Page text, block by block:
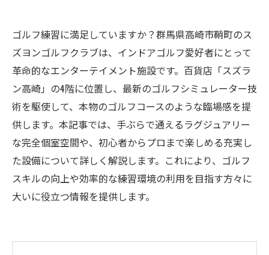
ゴルフ練習に満足していますか？群馬県高崎市鞘町のス
ズヨンゴルフクラブは、インドアゴルフ愛好者にとって
革命的なエンターテイメント施設です。百貨店「スズラ
ン高崎」の4階に位置し、最新のゴルフシミュレーター技
術を駆使して、本物のゴルフコースのような臨場感を提
供します。本記事では、手ぶらで通えるラグジュアリー
な完全個室空間や、初心者からプロまで楽しめる充実し
た設備について詳しく解説します。これにより、ゴルフ
スキルの向上や効率的な練習環境の利用を目指す方々に
大いに役立つ情報を提供します。